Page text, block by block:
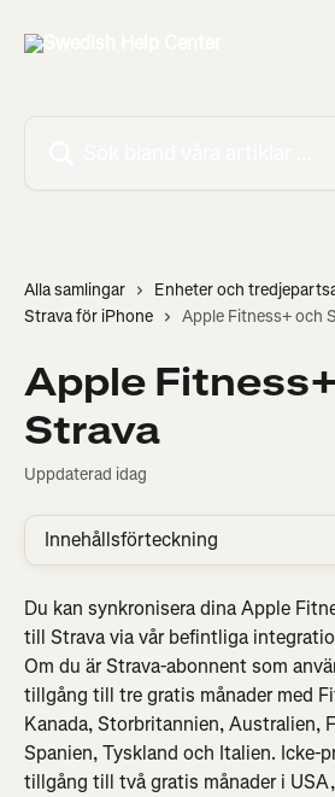
Alla samlingar
Enheter och
Strava för iPhone
Apple Fitness+ och
Apple
Strava
Uppdaterad idag
Innehållsförteckning
Du kan synkronisera dina Apple
till Strava via vår befintliga
Om du är Strava-abonnent som
tillgång till tre gratis månader med
Kanada, Storbritannien, Australien,
Spanien, Tyskland och Italien. Icke-
tillgång till två gratis månader i